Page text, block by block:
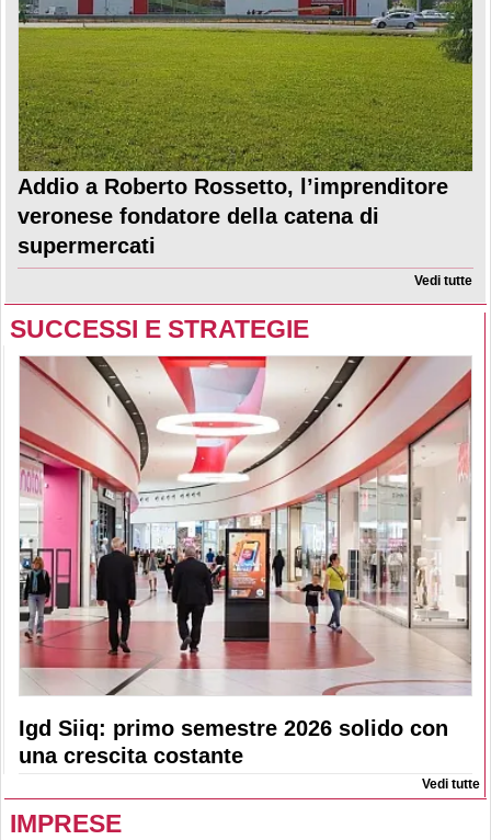
Addio a Roberto Rossetto, l’imprenditore
veronese fondatore della catena di
supermercati
Vedi tutte
SUCCESSI E STRATEGIE
Igd Siiq: primo semestre 2026 solido con
una crescita costante
Vedi tutte
IMPRESE